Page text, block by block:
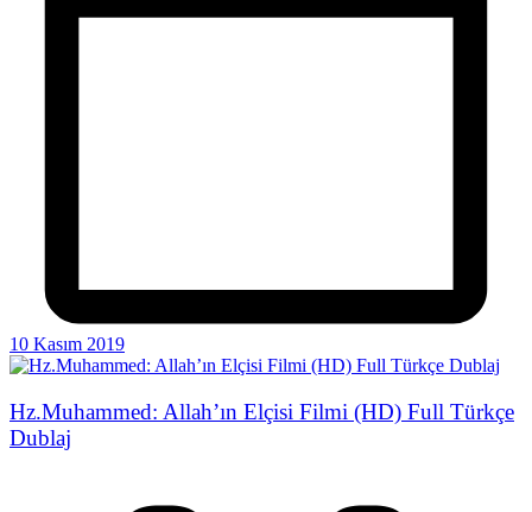
10 Kasım 2019
Hz.Muhammed: Allah’ın Elçisi Filmi (HD) Full Türkçe
Dublaj